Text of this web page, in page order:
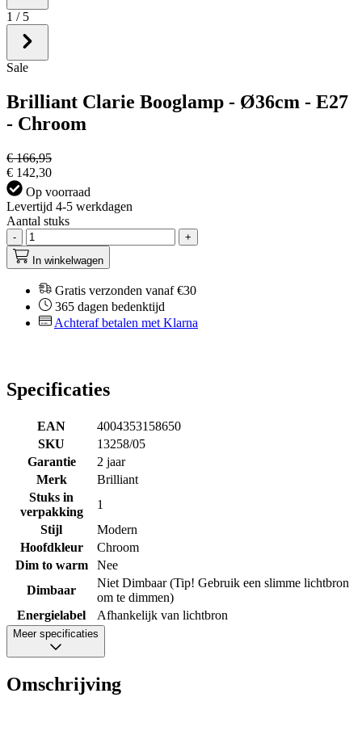
1 / 5
Sale
Brilliant Clarie Booglamp - Ø36cm - E27
- Chroom
€ 166,95
€ 142,30
Op voorraad
Levertijd 4-5 werkdagen
Aantal stuks
-
+
In winkelwagen
Gratis verzonden vanaf €30
365 dagen bedenktijd
Achteraf betalen met Klarna
Specificaties
EAN
4004353158650
SKU
13258/05
Garantie
2 jaar
Merk
Brilliant
Stuks in
verpakking
1
Stijl
Modern
Hoofdkleur
Chroom
Dim to warm
Nee
Dimbaar
Niet Dimbaar (Tip! Gebruik een slimme lichtbron
om te dimmen)
Energielabel
Afhankelijk van lichtbron
Meer specificaties
Omschrijving